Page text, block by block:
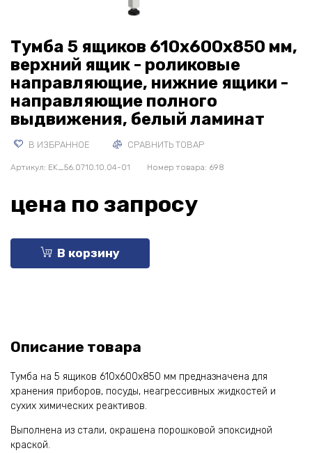
Тумба 5 ящиков 610х600х850 мм,
верхний ящик - роликовые
направляющие, нижние ящики -
направляющие полного
выдвижения, белый ламинат
В ИЗБРАННОЕ СРАВНИТЬ ТОВАР
Артикул: EK_56.0710.10.04-01 Номер товара: 698
цена по запросу
В корзину
Описание товара
Тумба на 5 ящиков 610х600х850 мм предназначена для
хранения приборов, посуды, неагрессивных жидкостей и
сухих химических реактивов.
Выполнена из стали, окрашена порошковой эпоксидной
краской.